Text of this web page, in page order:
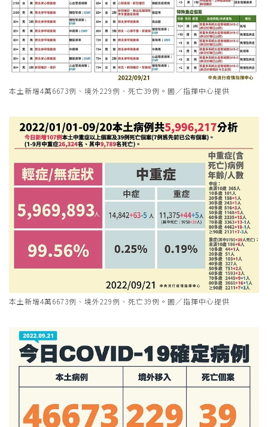
本土新增4萬6673例、境外229例、死亡39例。圖／指揮中心提供
本土新增4萬6673例、境外229例、死亡39例。圖／指揮中心提供